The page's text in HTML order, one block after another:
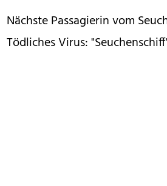
Nächste Passagierin vom
Tödliches Virus: